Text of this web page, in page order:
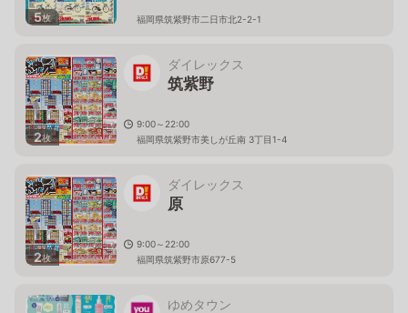
5枚 福岡県筑紫野市二日市北2-2-1
2枚
ダイレックス
筑紫野
9:00～22:00
福岡県筑紫野市美しが丘南 3丁目1-4
2枚
ダイレックス
原
9:00～22:00
福岡県筑紫野市原677-5
ゆめタウン